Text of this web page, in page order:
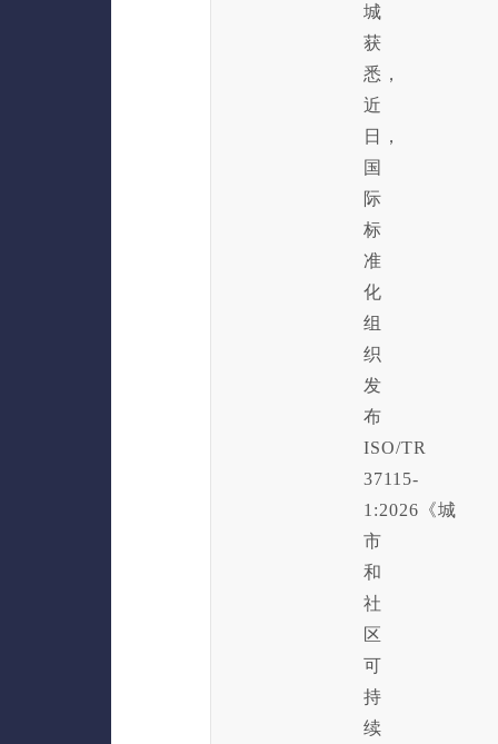
城
获
悉，
近
日，
国
际
标
准
化
组
织
发
布
ISO/TR
37115-
1:2026《城
市
和
社
区
可
持
续